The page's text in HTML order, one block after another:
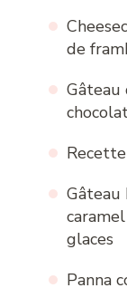
de
Gâteau
Gâteau
glaces
Panna